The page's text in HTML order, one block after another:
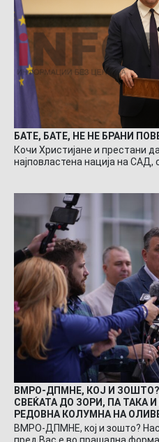
БАТЕ, БАТЕ, НЕ НЕ БРАНИ
Кочи Христијане и престани
најповластена нација на САД,
ВМРО-ДПМНЕ, КОЈ И
СВЕЌАТА ДО ЗОРИ, ПА ТАКА
РЕДОВНА КОЛУМНА НА
ВМРО-ДПМНЕ, кој и зошто?
пред Вас е во прашална